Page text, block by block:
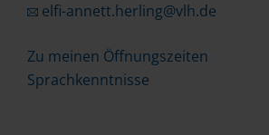
elfi-annett.herling@vlh.de
Zu meinen Öffnungszeiten
Sprachkenntnisse